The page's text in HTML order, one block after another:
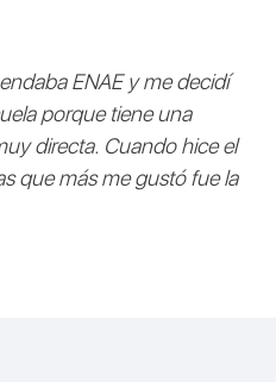
ENAE y me decidí
porque tiene una
directa. Cuando hice el
que más me gustó fue la